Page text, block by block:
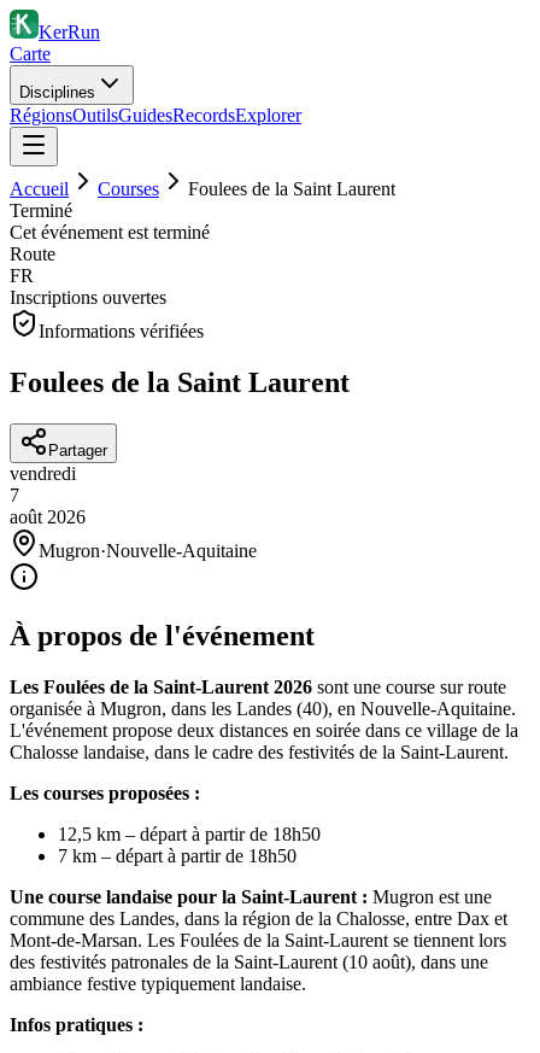
KerRun
Carte
Disciplines
RégionsOutilsGuidesRecordsExplorer
Accueil Courses
Foulees de la Saint Laurent
Terminé
Cet événement est terminé
Route
FR
Inscriptions ouvertes
Informations vérifiées
Foulees de la Saint Laurent
Partager
vendredi
7
août 2026
Mugron·Nouvelle-Aquitaine
À propos de l'événement
Les Foulées de la Saint-Laurent 2026 sont une course sur route
organisée à Mugron, dans les Landes (40), en Nouvelle-Aquitaine.
L'événement propose deux distances en soirée dans ce village de la
Chalosse landaise, dans le cadre des festivités de la Saint-Laurent.
Les courses proposées :
12,5 km – départ à partir de 18h50
7 km – départ à partir de 18h50
Une course landaise pour la Saint-Laurent : Mugron est une
commune des Landes, dans la région de la Chalosse, entre Dax et
Mont-de-Marsan. Les Foulées de la Saint-Laurent se tiennent lors
des festivités patronales de la Saint-Laurent (10 août), dans une
ambiance festive typiquement landaise.
Infos pratiques :